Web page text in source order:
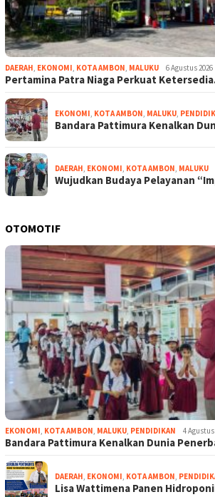
DAERAH EKONOMI KOTA AMBON MALUKU 6 Agustus 2026
Pertamina Patra Niaga Perkuat
EKONOMI KOTA AMBON MALUKU
Bandara Pattimura Kenalkan
DAERAH EKONOMI KOTA AMBON MALUKU
Wujudkan Budaya Pelayanan
OTOMOTIF
EKONOMI, KOTA AMBON, MALUKU, PENDIDIKAN 4 Agustus
Bandara Pattimura Kenalkan Dunia
DAERAH, EKONOMI, KOTA AMBON,
Lisa Wattimena Panen